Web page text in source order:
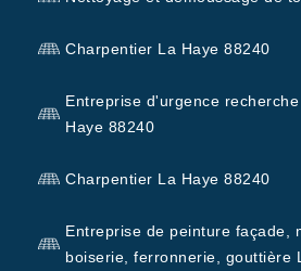
Charpentier La Haye 88240
Entreprise d'urgence
Haye 88240
Charpentier La Haye 88240
Entreprise de peinture façade,
boiserie, ferronnerie, gouttière